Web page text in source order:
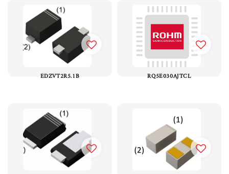
EDZVT2R5.1B RQ5E030AJTCL